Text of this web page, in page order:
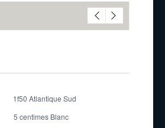
1f50 Atlantique Sud
5 centimes Blanc